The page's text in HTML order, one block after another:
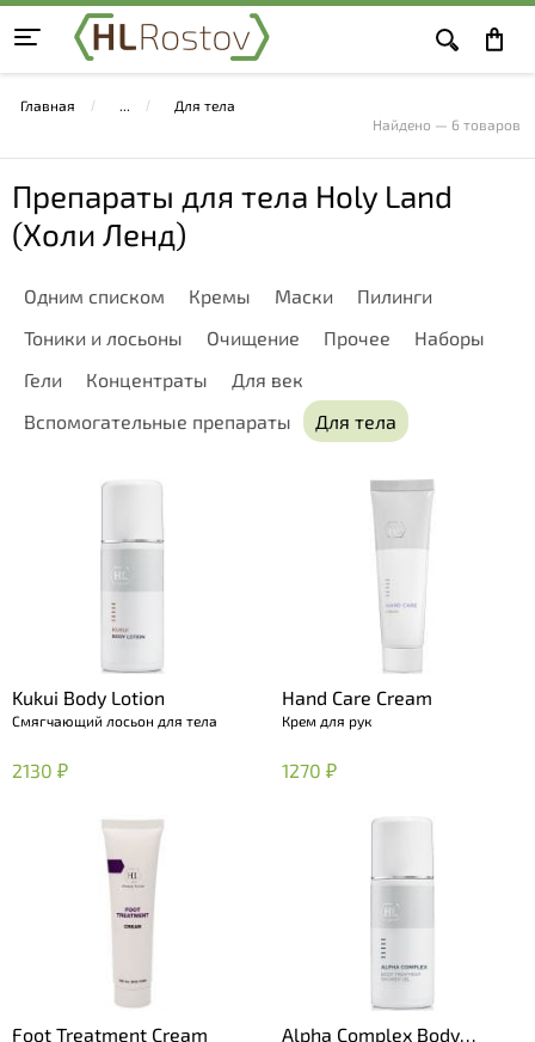
Главная
Для тела
Найдено — 6 товаров
Препараты для тела Holy Land
(Холи Ленд)
Одним списком Кремы Маски
Пилинги
Тоники и лосьоны
Очищение Прочее
Наборы
Гели
Концентраты
Для век
Вспомогательные препараты
Для тела
Kukui Body Lotion
Смягчающий лосьон для тела
2130 ₽
Hand Care Cream
Крем для рук
1270 ₽
Foot Treatment Cream
Alpha Complex Body